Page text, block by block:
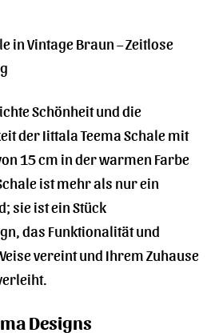
in Vintage Braun – Zeitlose
Schönheit und die
der Iittala Teema Schale mit
15 cm in der warmen Farbe
ist mehr als nur ein
sie ist ein Stück
das Funktionalität und
vereint und Ihrem Zuhause
Designs